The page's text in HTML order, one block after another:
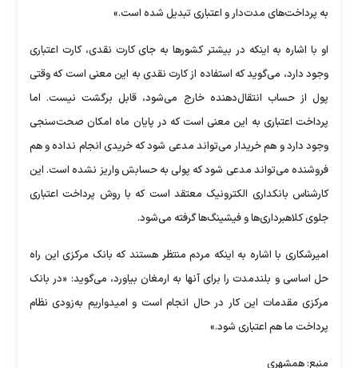
به پرداخت‌های مدت‌دار و اعتباری تبدیل شده است.»
او با اشاره به اینکه در بیشتر کشورها به جای کارت نقدی، کارت اعتباری
وجود دارد، می‌گوید که استفاده از کارت نقدی به این معنی است که وقتی
پول از حساب انتقال‌دهنده خارج می‌شود، قابل برگشت نیست. اما
پرداخت اعتباری به این معنی است که در پایان ماه امکان صحت‌سنجی
وجود دارد و هم خریدار می‌تواند مدعی شود که خریدی انجام نداده و هم
فروشنده می‌تواند مدعی شود که پولی به حسابش واریز نشده است. این
کارشناس بانکداری الکترونیک معتقد است که با روش پرداخت اعتباری
جلوی کلاهبرداری‌ها و فیشینگ‌ها گرفته می‌شود.
امیرشکاری با اشاره به اینکه مردم منتظر هستند که بانک مرکزی این راه‌
حل اساسی و بلندمدت را برای آنها به ارمغان بیاورد، می‌گوید: «در بانک
مرکزی مقدمات این کار در حال انجام است و امیدواریم به‌زودی نظام
پرداخت ما هم اعتباری شود.»
منبع: همشهری